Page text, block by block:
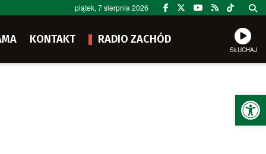
piątek, 7 sierpnia 2026
KONTAKT RADIO ZACHÓD
SŁUCHAJ